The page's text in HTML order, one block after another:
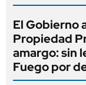
El Gobierno
Propiedad
amargo: sin
Fuego por